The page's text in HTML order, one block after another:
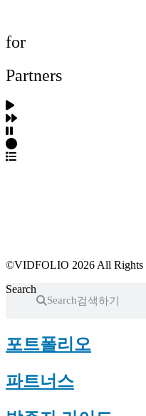
for
Partners
©VIDFOLIO 2026 All Rights
Search
Search
포트폴리오
파트너스